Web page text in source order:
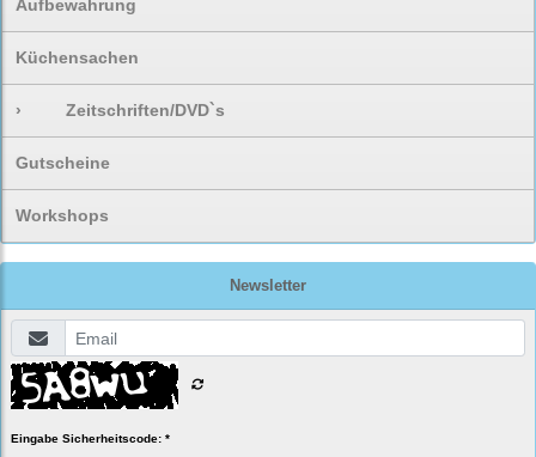
Aufbewahrung
Küchensachen
› Zeitschriften/DVD`s
Gutscheine
Workshops
Newsletter
Eingabe Sicherheitscode: *